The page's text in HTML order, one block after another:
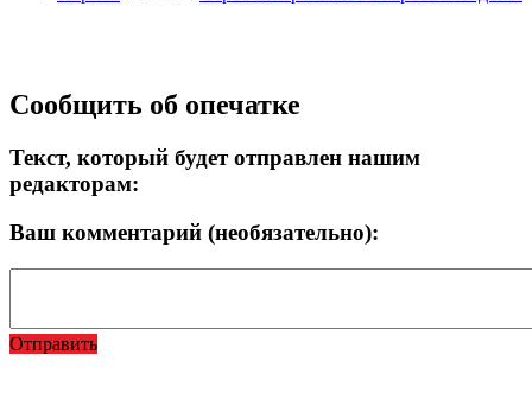
Прокрутка
вверх
Сообщить об опечатке
Текст, который будет отправлен нашим
редакторам:
Ваш комментарий (необязательно):
Отправить